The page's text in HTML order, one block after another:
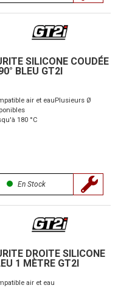
SILICONE COUDÉE
BLEU GT2I
air et eau Plusieurs Ø
180 °C
En Stock
DROITE SILICONE
1 MÈTRE GT2I
air et eau